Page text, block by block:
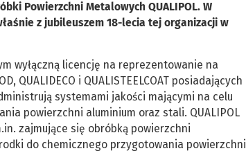
Powierzchni Metalowych QUALIPOL. W
z jubileuszem 18-lecia tej organizacji w
wyłączną licencję na reprezentowanie na
QUALIDECO i QUALISTEELCOAT posiadających
systemami jakości mającymi na celu
powierzchni aluminium oraz stali. QUALIPOL
zajmujące się obróbką powierzchni
do chemicznego przygotowania powierzchni